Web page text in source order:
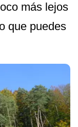
más lejos
que puedes